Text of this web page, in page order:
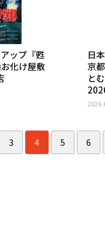
ップ『甦
化け屋敷
日
京
と
3 4 5 6